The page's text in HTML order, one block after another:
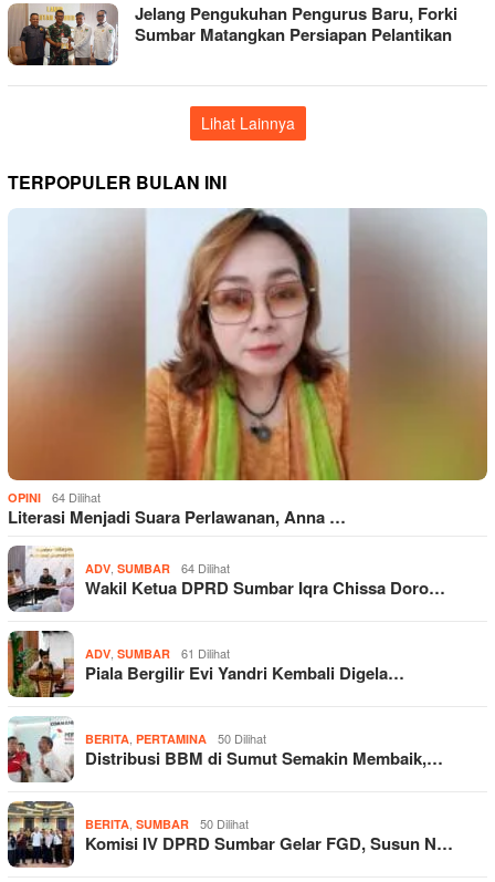
Jelang Pengukuhan Pengurus Baru, Forki
Sumbar Matangkan Persiapan Pelantikan
Lihat Lainnya
TERPOPULER BULAN INI
OPINI 64 Dilihat
Literasi Menjadi Suara Perlawanan, Anna …
ADV SUMBAR 64 Dilihat
Wakil Ketua DPRD Sumbar Iqra Chissa Doro…
ADV SUMBAR 61 Dilihat
Piala Bergilir Evi Yandri Kembali Digela…
BERITA PERTAMINA 50 Dilihat
Distribusi BBM di Sumut Semakin Membaik,…
BERITA SUMBAR 50 Dilihat
Komisi IV DPRD Sumbar Gelar FGD, Susun N…